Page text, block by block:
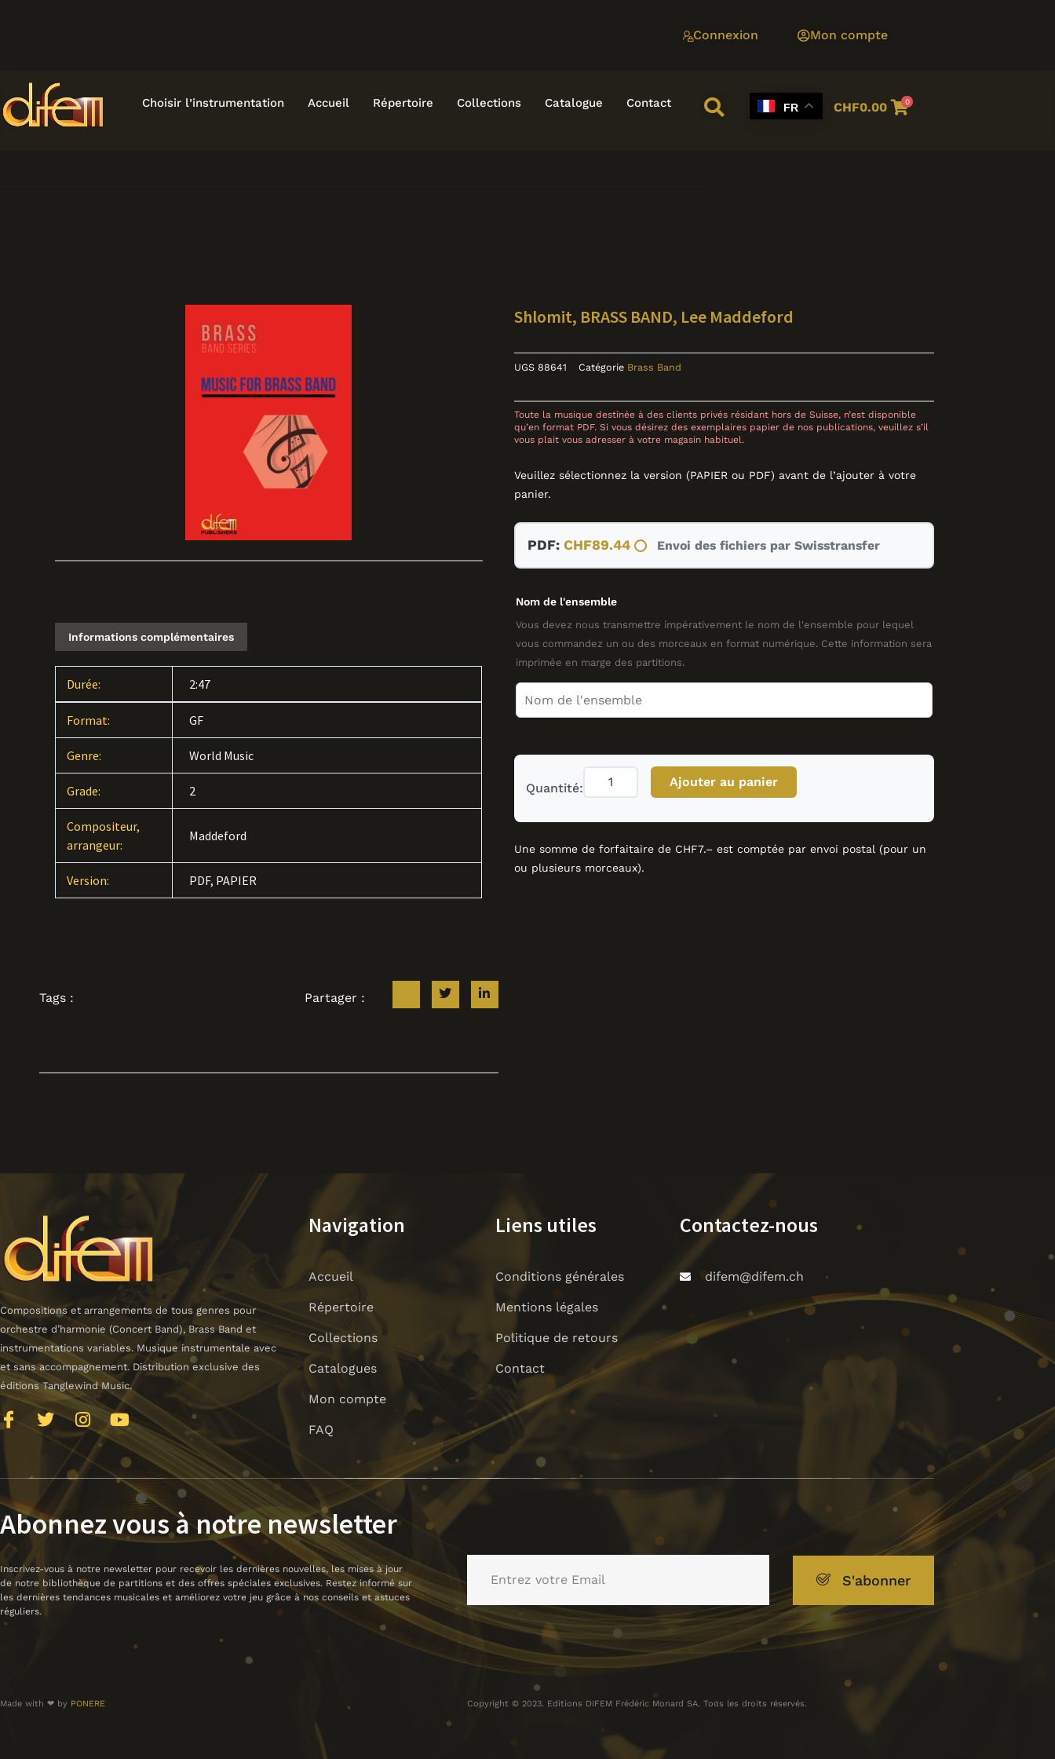
Connexion Mon compte
Choisir l’instrumentation Accueil Répertoire Collections Catalogue Contact FR CHF0.00 0
Informations complémentaires
Durée: 2:47
Format: GF
Genre: World Music
Grade: 2
Compositeur,
arrangeur:
Maddeford
Version: PDF, PAPIER
Tags : Partager :
Shlomit, BRASS BAND, Lee Maddeford
UGS 88641 Catégorie Brass Band
Toute la musique destinée à des clients privés résidant hors de Suisse, n’est disponible
qu’en format PDF. Si vous désirez des exemplaires papier de nos publications, veuillez s’il
vous plait vous adresser à votre magasin habituel.
Veuillez sélectionnez la version (PAPIER ou PDF) avant de l’ajouter à votre
panier.
PDF: CHF89.44 Envoi des fichiers par Swisstransfer
Nom de l'ensemble
Vous devez nous transmettre impérativement le nom de l'ensemble pour lequel
vous commandez un ou des morceaux en format numérique. Cette information sera
imprimée en marge des partitions.
Quantité:
quantité
de
Shlomit,
BAND,
Lee
Maddeford
Ajouter au panier
Une somme de forfaitaire de CHF7.– est comptée par envoi postal (pour un
ou plusieurs morceaux).
Compositions et arrangements de tous genres pour
orchestre d’harmonie (Concert Band), Brass Band et
instrumentations variables. Musique instrumentale avec
et sans accompagnement. Distribution exclusive des
éditions Tanglewind Music.
J
a
c
e
b
o
o
k
t
T
w
t
r
I
n
s
t
r
a
Y
o
u
t
u
e
Navigation
Accueil
Répertoire
Collections
Catalogues
Mon compte
FAQ
Liens utiles
Conditions générales
Mentions légales
Politique de retours
Contact
Contactez-nous
difem@difem.ch
Abonnez vous à notre newsletter
Inscrivez-vous à notre newsletter pour recevoir les dernières nouvelles, les mises à jour
de notre bibliothèque de partitions et des offres spéciales exclusives. Restez informé sur
les dernières tendances musicales et améliorez votre jeu grâce à nos conseils et astuces
réguliers.
S'abonner
Made with ❤ by PONERE Copyright © 2023. Editions DIFEM Frédéric Monard SA. Tous les droits réservés.